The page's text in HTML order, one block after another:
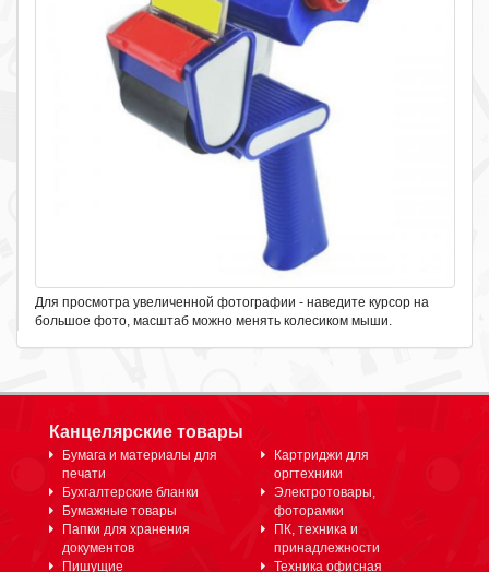
Для просмотра увеличенной фотографии - наведите курсор на
большое фото, масштаб можно менять колесиком мыши.
Канцелярские товары
Бумага и материалы для
печати
Бухгалтерские бланки
Бумажные товары
Папки для хранения
документов
Пишущие
Картриджи для
оргтехники
Электротовары,
фоторамки
ПК, техника и
принадлежности
Техника офисная